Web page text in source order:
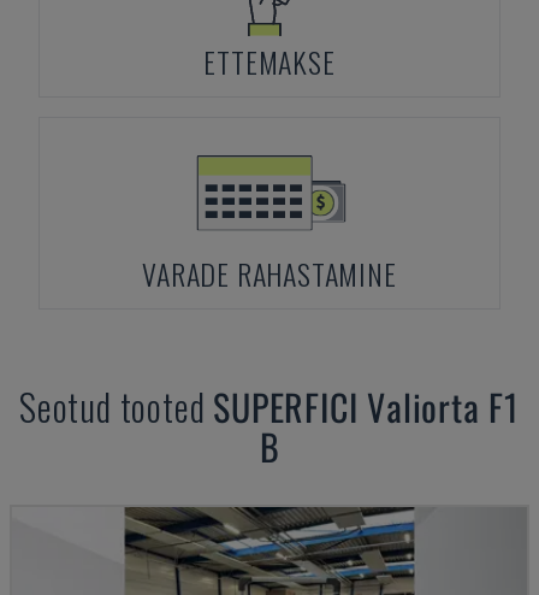
ETTEMAKSE
VARADE RAHASTAMINE
Seotud tooted SUPERFICI Valiorta F1
B